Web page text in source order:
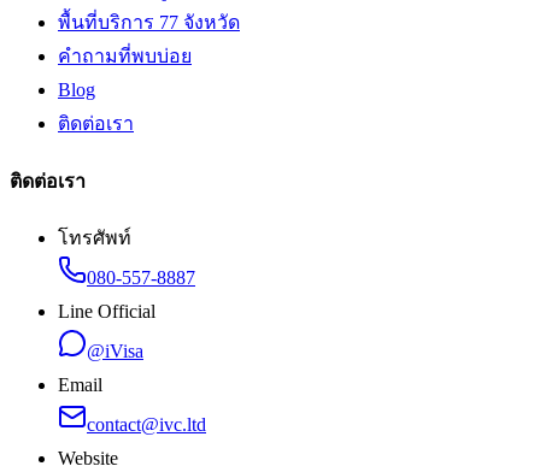
พื้นที่บริการ 77 จังหวัด
คำถามที่พบบ่อย
Blog
ติดต่อเรา
ติดต่อเรา
โทรศัพท์
080-557-8887
Line Official
@iVisa
Email
contact@ivc.ltd
Website